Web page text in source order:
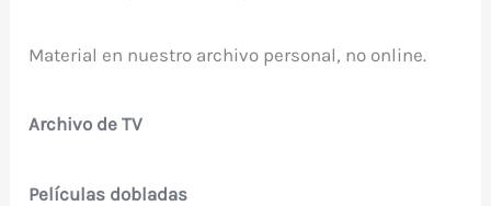
Material en nuestro archivo personal, no online.
Archivo de TV
Películas dobladas